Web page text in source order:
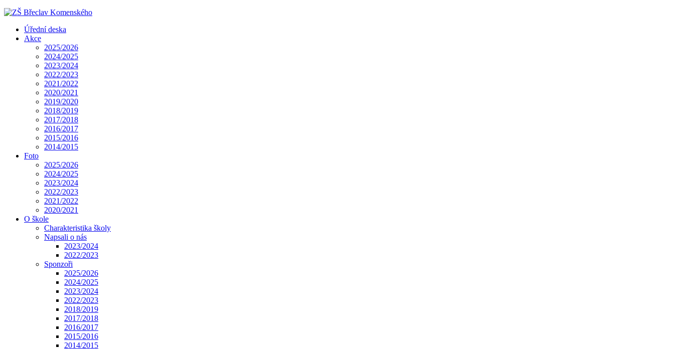
Úřední deska
Akce
2025/2026
2024/2025
2023/2024
2022/2023
2021/2022
2020/2021
2019/2020
2018/2019
2017/2018
2016/2017
2015/2016
2014/2015
Foto
2025/2026
2024/2025
2023/2024
2022/2023
2021/2022
2020/2021
O škole
Charakteristika školy
Napsali o nás
2023/2024
2022/2023
Sponzoři
2025/2026
2024/2025
2023/2024
2022/2023
2018/2019
2017/2018
2016/2017
2015/2016
2014/2015